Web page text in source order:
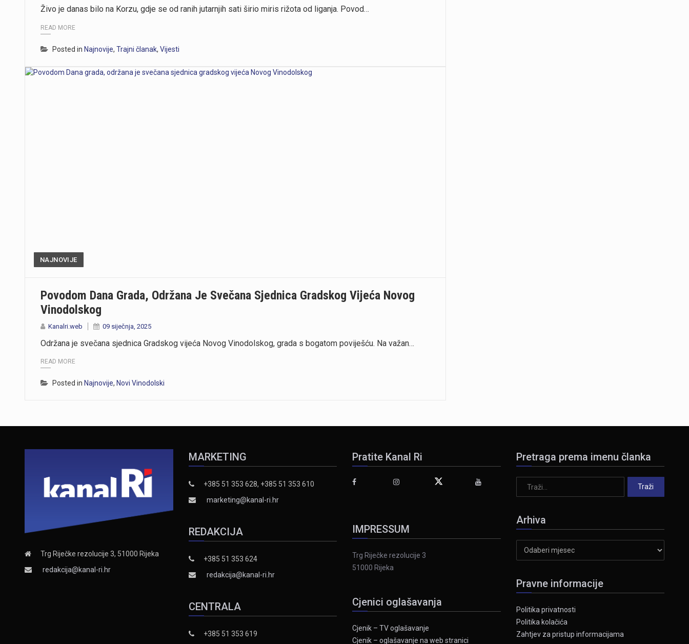
Živo je danas bilo na Korzu, gdje se od ranih jutarnjih sati širio miris rižota od liganja. Povod…
READ MORE
Posted in Najnovije, Trajni članak, Vijesti
NAJNOVIJE
Povodom Dana Grada, Održana Je Svečana Sjednica Gradskog Vijeća Novog
Vinodolskog
Kanalri.web 09 siječnja, 2025
Održana je svečana sjednica Gradskog vijeća Novog Vinodolskog, grada s bogatom poviješću. Na važan…
READ MORE
Posted in Najnovije, Novi Vinodolski
Trg Riječke rezolucije 3, 51000 Rijeka
redakcija@kanal-ri.hr
MARKETING
+385 51 353 628, +385 51 353 610
marketing@kanal-ri.hr
REDAKCIJA
+385 51 353 624
redakcija@kanal-ri.hr
CENTRALA
+385 51 353 619
Pratite Kanal Ri
IMPRESSUM
Trg Riječke rezolucije 3
51000 Rijeka
Cjenici oglašavanja
Cjenik – TV oglašavanje
Cjenik – oglašavanje na web stranici
Pretraga prema imenu članka
Arhiva
Pravne informacije
Politika privatnosti
Politika kolačića
Zahtjev za pristup informacijama